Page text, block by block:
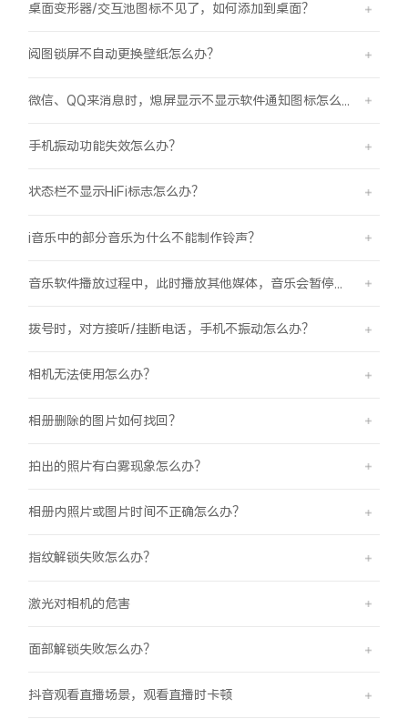
桌面变形器/交互池图标不见了，如何添加到桌面？
阅图锁屏不自动更换壁纸怎么办？
手机振动功能失效怎么办？
状态栏不显示HiFi标志怎么办？
i音乐中的部分音乐为什么不能制作铃声？
拨号时，对方接听/挂断电话，手机不振动怎么办？
相机无法使用怎么办？
相册删除的图片如何找回？
拍出的照片有白雾现象怎么办？
相册内照片或图片时间不正确怎么办？
指纹解锁失败怎么办？
激光对相机的危害
面部解锁失败怎么办？
抖音观看直播场景，观看直播时卡顿